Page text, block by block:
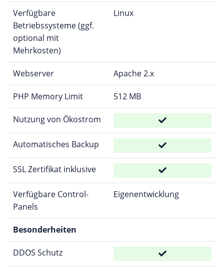
Verfügbare
Betriebssysteme (ggf.
optional mit
Mehrkosten)
Linux
Webserver Apache 2.x
PHP Memory Limit 512 MB
Nutzung von Ökostrom
Automatisches Backup
SSL Zertifikat inklusive
Verfügbare Control-
Panels
Eigenentwicklung
Besonderheiten
DDOS Schutz